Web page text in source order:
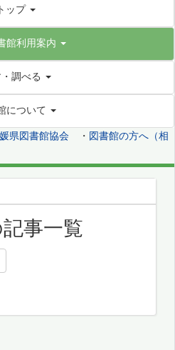
トップ
館利用案内
調べる
について
県図書館協会 ・ 図書館の方へ（相
事一覧